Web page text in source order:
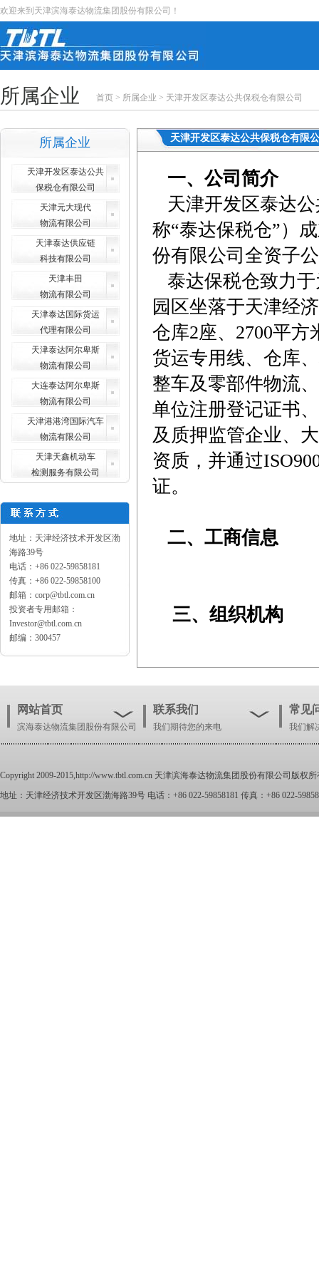
欢迎来到天津滨海泰达物流集团股份有限公司！
所属企业 首页 > 所属企业 > 天津开发区泰达公共保税仓有限公司
所属企业
天津开发区泰达公共
保税仓有限公司
天津元大现代
物流有限公司
天津泰达供应链
科技有限公司
天津丰田
物流有限公司
天津泰达国际货运
代理有限公司
天津泰达阿尔卑斯
物流有限公司
大连泰达阿尔卑斯
物流有限公司
天津港港湾国际汽车
物流有限公司
天津天鑫机动车
检测服务有限公司
地址：天津经济技术开发区渤
海路39号
电话：+86 022-59858181
传真：+86 022-59858100
邮箱：corp@tbtl.com.cn
投资者专用邮箱：
Investor@tbtl.com.cn
邮编：300457
天津开发区泰达公共保税仓有限
一、公司简介
天津开发区泰达
称“泰达保税仓”）
份有限公司全资子
泰达保税仓致力
园区坐落于天津经
仓库2座、2700平
货运专用线、仓库
整车及零部件物流
单位注册登记证书
及质押监管企业、
资质，并通过
证。
二、工商信息
三、组织机构
网站首页
滨海泰达物流集团股份有限公司
联系我们
我们期待您的来电
常见
我们解
Copyright 2009-2015,http://www.tbtl.com.cn 天津滨海泰达物流集团股份有限公司版权
地址：天津经济技术开发区渤海路39号 电话：+86 022-59858181 传真：+86 022-